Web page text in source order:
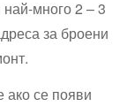
много 2 – 3
за броени
ако се появи